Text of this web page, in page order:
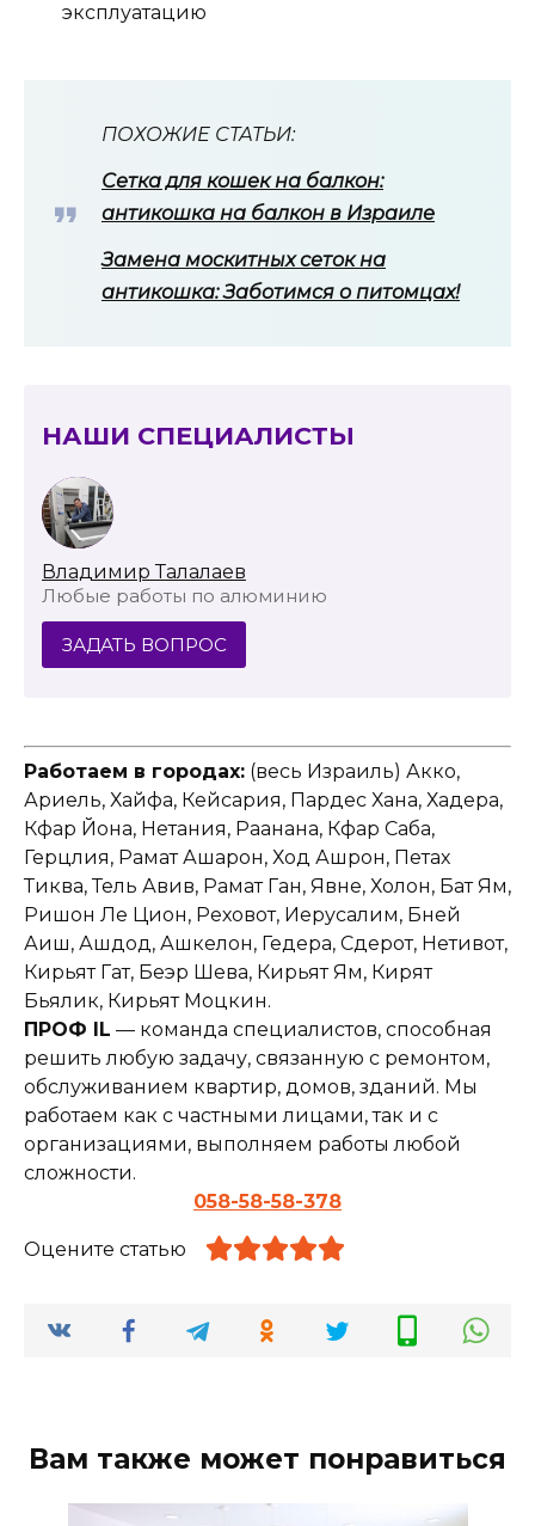
эксплуатацию
ПОХОЖИЕ СТАТЬИ:
Сетка для кошек на балкон:
антикошка на балкон в Израиле
Замена москитных сеток на
антикошка: Заботимся о питомцах!
НАШИ СПЕЦИАЛИСТЫ
Владимир Талалаев
Любые работы по алюминию
ЗАДАТЬ ВОПРОС
Работаем в городах: (весь Израиль) Акко,
Ариель, Хайфа, Кейсария, Пардес Хана, Хадера,
Кфар Йона, Нетания, Раанана, Кфар Саба,
Герцлия, Рамат Ашарон, Ход Ашрон, Петах
Тиква, Тель Авив, Рамат Ган, Явне, Холон, Бат Ям,
Ришон Ле Цион, Реховот, Иерусалим, Бней
Аиш, Ашдод, Ашкелон, Гедера, Сдерот, Нетивот,
Кирьят Гат, Беэр Шева, Кирьят Ям, Кирят
Бьялик, Кирьят Моцкин.
ПРОФ IL — команда специалистов, способная
решить любую задачу, связанную с ремонтом,
обслуживанием квартир, домов, зданий. Мы
работаем как с частными лицами, так и с
организациями, выполняем работы любой
сложности.
058-58-58-378
Оцените статью
Вам также может понравиться